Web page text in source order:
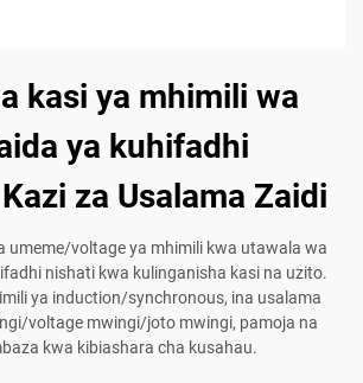
kasi ya mhimili wa
ya kuhifadhi
za Usalama Zaidi
umeme/voltage ya mhimili kwa utawala wa
nishati kwa kulinganisha kasi na uzito.
ya induction/synchronous, ina usalama
voltage mwingi/joto mwingi, pamoja na
kwa kibiashara cha kusahau.